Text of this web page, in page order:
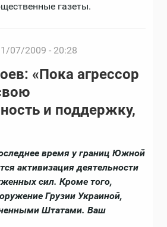
газеты.
07/2009 - 20:28
«Пока агрессор
и поддержку,
время у границ Южной
активизация деятельности
сил. Кроме того,
Грузии Украиной,
Штатами. Ваш